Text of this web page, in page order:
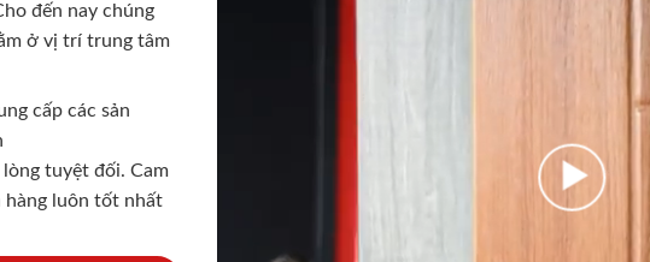
đến nay chúng
ở vị trí trung tâm
cấp các sản
tuyệt đối. Cam
hàng luôn tốt nhất